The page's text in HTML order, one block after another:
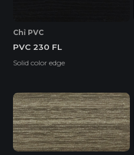
Chỉ PVC
PVC 230 FL
Solid color edge